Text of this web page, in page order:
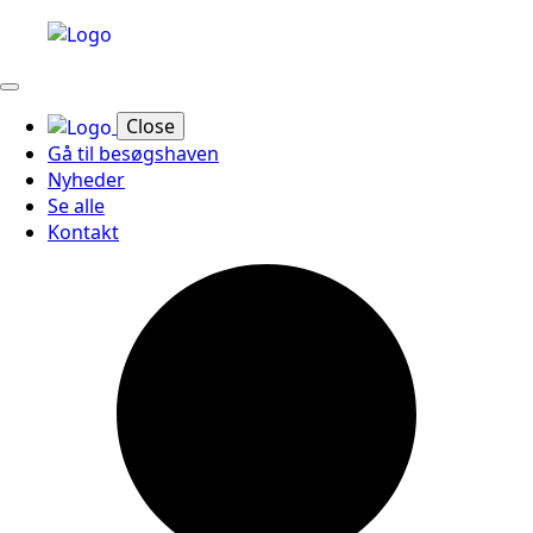
Close
Gå til besøgshaven
Nyheder
Se alle
Kontakt